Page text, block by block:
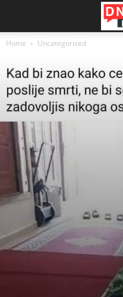
Home Uncategorized